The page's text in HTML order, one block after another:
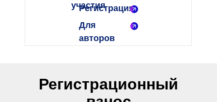
участия
Регистрация
Для
авторов
Регистрационный